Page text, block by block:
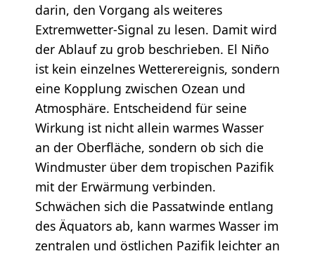
darin, den Vorgang als weiteres
Extremwetter-Signal zu lesen. Damit wird
der Ablauf zu grob beschrieben. El Niño
ist kein einzelnes Wetterereignis, sondern
eine Kopplung zwischen Ozean und
Atmosphäre. Entscheidend für seine
Wirkung ist nicht allein warmes Wasser
an der Oberfläche, sondern ob sich die
Windmuster über dem tropischen Pazifik
mit der Erwärmung verbinden.
Schwächen sich die Passatwinde entlang
des Äquators ab, kann warmes Wasser im
zentralen und östlichen Pazifik leichter an